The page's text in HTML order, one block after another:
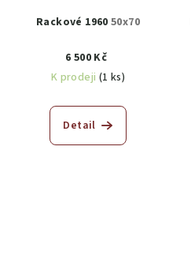
Rackové 196050x70
6 500 Kč
K prodeji (1 ks)
Detail